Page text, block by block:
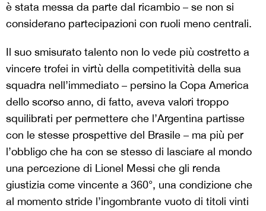
è stata messa da parte dal ricambio – se non si
considerano partecipazioni con ruoli meno centrali.
Il suo smisurato talento non lo vede più costretto a
vincere trofei in virtù della competitività della sua
squadra nell’immediato – persino la Copa America
dello scorso anno, di fatto, aveva valori troppo
squilibrati per permettere che l’Argentina partisse
con le stesse prospettive del Brasile – ma più per
l’obbligo che ha con se stesso di lasciare al mondo
una percezione di Lionel Messi che gli renda
giustizia come vincente a 360°, una condizione che
al momento stride l’ingombrante vuoto di titoli vinti